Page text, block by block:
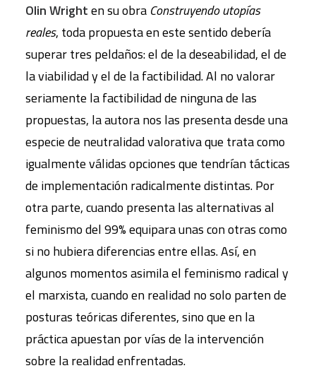
Olin Wrighten su obra Construyendo utopías
reales, toda propuesta en este sentido debería
superar tres peldaños: el de la deseabilidad, el de
la viabilidad y el de la factibilidad. Al no valorar
seriamente la factibilidad de ninguna de las
propuestas, la autora nos las presenta desde una
especie de neutralidad valorativa que trata como
igualmente válidas opciones que tendrían tácticas
de implementación radicalmente distintas. Por
otra parte, cuando presenta las alternativas al
feminismo del 99% equipara unas con otras como
si no hubiera diferencias entre ellas. Así, en
algunos momentos asimila el feminismo radical y
el marxista, cuando en realidad no solo parten de
posturas teóricas diferentes, sino que en la
práctica apuestan por vías de la intervención
sobre la realidad enfrentadas.